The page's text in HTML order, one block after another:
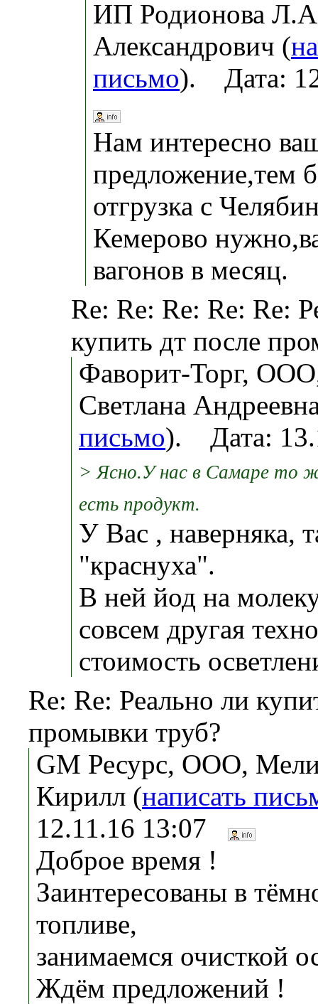
ИП Родионова
Александрович (
письмо). Дата:
Нам интересно
предложение,тем
отгрузка с
Кемерово
вагонов в месяц.
Re: Re: Re: Re: Re:
купить дт после
Фаворит-Торг,
Светлана
письмо). Дата:
> Ясно.У нас в Самаре то
есть продукт.
У Вас , наверняка,
"краснуха".
В ней йод на
совсем другая
стоимость
Re: Re: Реально ли
промывки труб?
GM Ресурс, ООО,
Кирилл (написать
12.11.16 13:07
Доброе время !
Заинтересованы в
топливе,
занимаемся очисткой
Ждём предложений !